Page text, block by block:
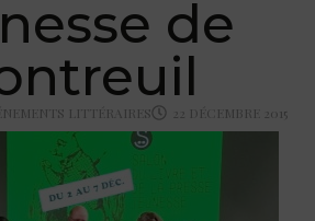
de
LITTÉRAIRES 22 DÉCEMBRE 2015